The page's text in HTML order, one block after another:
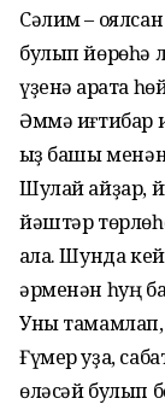
Сәлим –
булып йөрөһә
үҙенә ҡарата
Әммә иғтибар
ҡыҙ башы
Шулай айҙар,
йәштәр
ҡала. Шунда
әрменән һуң
Уны тамамлап,
Ғүмер уҙа,
өләсәй булып